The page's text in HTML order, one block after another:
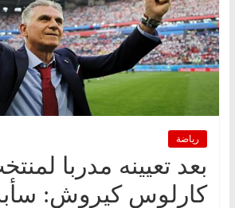
رياضة
بعد تعيينه مدربا
كارلوس كيروش: